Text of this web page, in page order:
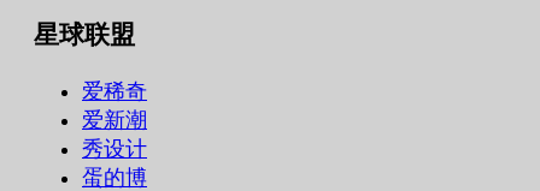
星球联盟
爱稀奇
爱新潮
秀设计
蛋的博